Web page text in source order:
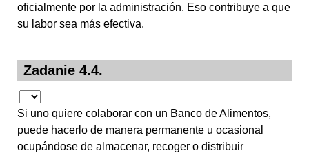
oficialmente por la administración. Eso contribuye a que
su labor sea más efectiva.
Zadanie 4.4.
Si uno quiere colaborar con un Banco de Alimentos,
puede hacerlo de manera permanente u ocasional
ocupándose de almacenar, recoger o distribuir